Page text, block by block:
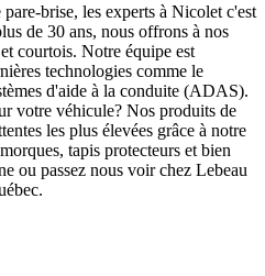
brise, les experts à Nicolet c'est
de 30 ans, nous offrons à nos
courtois. Notre équipe est
technologies comme le
d'aide à la conduite (ADAS).
votre véhicule? Nos produits de
les plus élevées grâce à notre
tapis protecteurs et bien
ou passez nous voir chez Lebeau